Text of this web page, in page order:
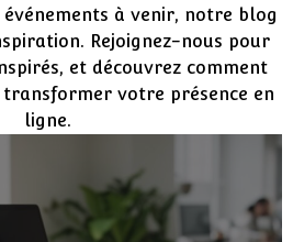
à venir, notre blog
Rejoignez-nous pour
et découvrez comment
votre présence en
ligne.